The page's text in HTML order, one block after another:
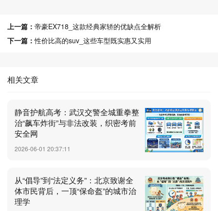
上一篇： 帝豪EX718_这款经典家轿的优缺点全解析
下一篇：性价比高的suv_这些车型既实惠又实用
相关文章
静音护航高考：武汉交警全城重拳整
治“飙车炸街”与非法改装，织密考前
安全网
2026-06-01 20:37:11
从“倡导”到“法定义务”：北京致谢全
体市民背后，一顶“保命盔”的城市治
理学